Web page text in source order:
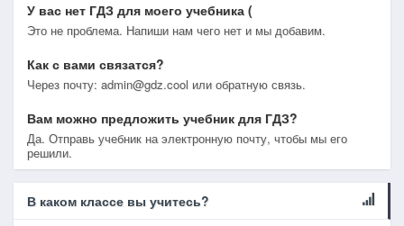
У вас нет ГДЗ для моего учебника (
Это не проблема. Напиши нам чего нет и мы добавим.
Как с вами связатся?
Через почту: admin@gdz.cool или обратную связь.
Вам можно предложить учебник для ГДЗ?
Да. Отправь учебник на электронную почту, чтобы мы его
решили.
В каком классе вы учитесь?